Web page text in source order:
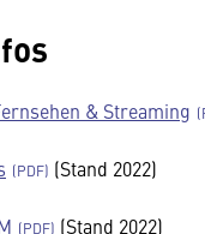
& Strea­ming
(Stand 2022)
(Stand 2022)